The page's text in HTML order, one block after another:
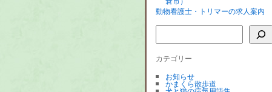
動物看護士・トリマーの求人案内
カテゴリー
お知らせ
かまくら散歩道